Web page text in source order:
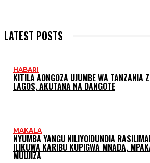
LATEST POSTS
HABARI
KITILA AONGOZA UJUMBE WA TANZANIA
LAGOS, AKUTANA NA DANGOTE
MAKALA
NYUMBA YANGU NILIYOIDUNDIA
ILIKUWA KARIBU KUPIGWA MNADA,
MUUJIZA